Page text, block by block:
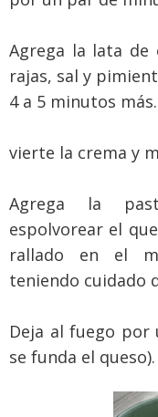
Agrega la lata de
rajas, sal y
4 a 5 minutos más.
vierte la crema y
Agrega la
espolvorear el
rallado en el
teniendo cuidado
Deja al fuego por
se funda el queso).